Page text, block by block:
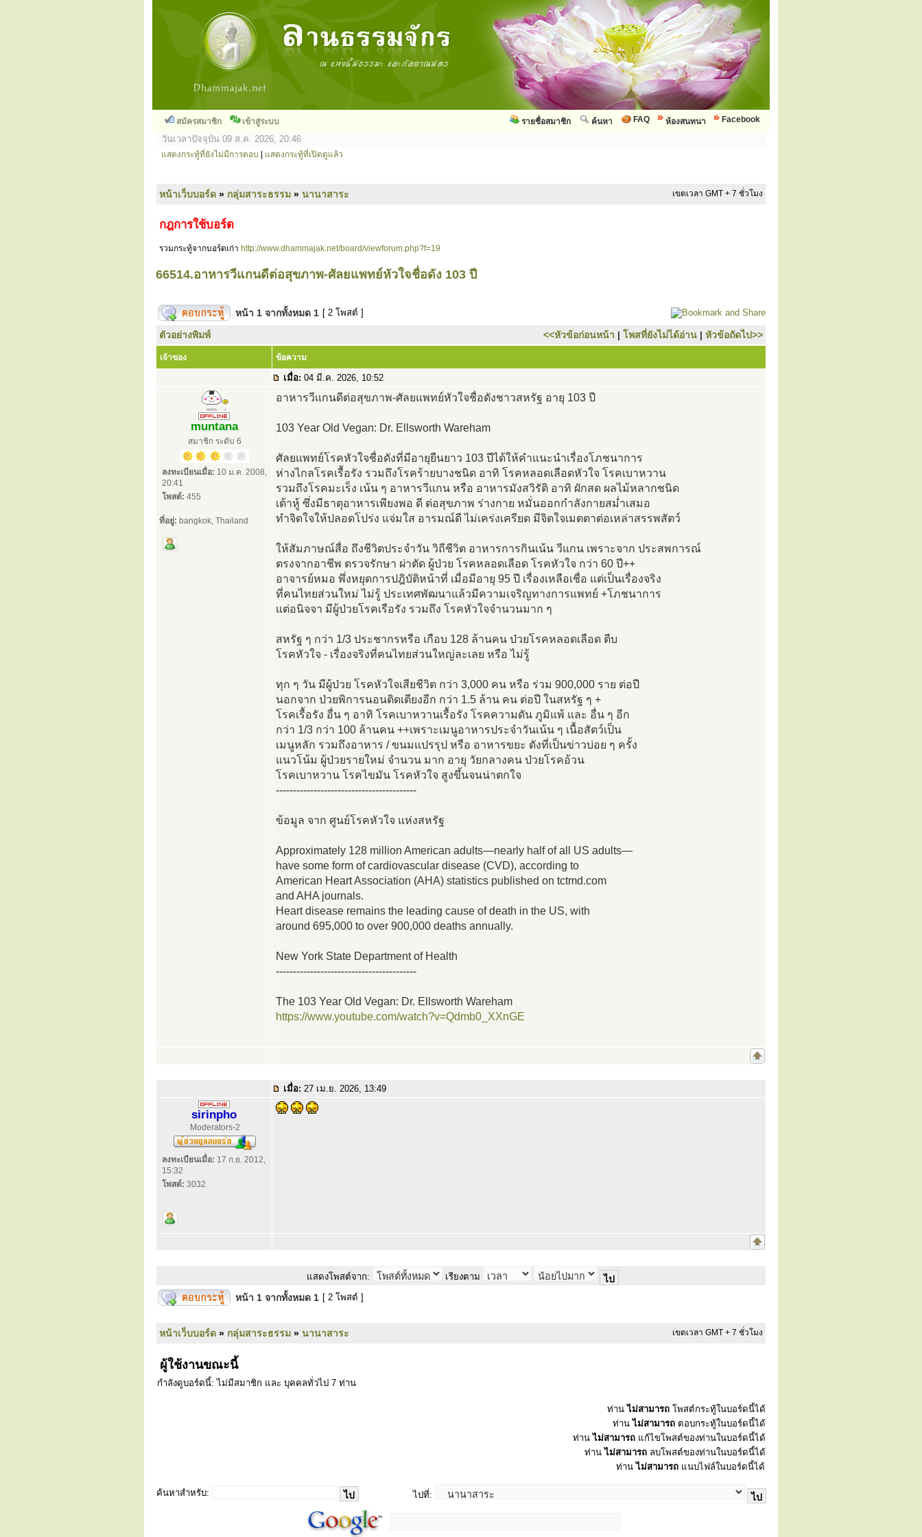
สมัครสมาชิก เข้าสู่ระบบ Facebook
ห้องสนทนา
FAQ
ค้นหา
รายชื่อสมาชิก
วันเวลาปัจจุบัน 09 ส.ค. 2026, 20:46
แสดงกระทู้ที่ยังไม่มีการตอบ แสดงกระทู้ที่เปิดดูแล้ว
หน้าเว็บบอร์ด » กลุ่มสาระธรรม » นานาสาระ เขตเวลา GMT + 7 ชั่วโมง
กฎการใช้บอร์ด
รวมกระทู้จากบอร์ดเก่า http://www.dhammajak.net/board/viewforum.php?f=19
66514.อาหารวีแกนดีต่อสุขภาพ-ศัลยแพทย์หัวใจชื่อดัง 103 ปี
หน้า 1 จากทั้งหมด 1 [ 2 โพสต์ ]
ตัวอย่างพิมพ์ <<หัวข้อก่อนหน้า | โพสที่ยังไม่ได้อ่าน | หัวข้อถัดไป>>
เจ้าของ ข้อความ
เมื่อ: 04 มี.ค. 2026, 10:52
muntana
สมาชิก ระดับ 6
ลงทะเบียนเมื่อ: 10 ม.ค. 2008,
20:41
โพสต์: 455
ที่อยู่: bangkok, Thailand
อาหารวีแกนดีต่อสุขภาพ-ศัลยแพทย์หัวใจชื่อดังชาวสหรัฐ อายุ 103 ปี
103 Year Old Vegan: Dr. Ellsworth Wareham
ศัลยแพทย์โรคหัวใจชื่อดังที่มีอายุยืนยาว 103 ปีได้ให้คำแนะนำเรื่องโภชนาการ
ห่างไกลโรคเรื้อรัง รวมถึงโรคร้ายบางชนิด อาทิ โรคหลอดเลือดหัวใจ โรคเบาหวาน
รวมถึงโรคมะเร็ง เน้น ๆ อาหารวีแกน หรือ อาหารมังสวิรัติ อาทิ ผักสด ผลไม้หลากชนิด
เต้าหู้ ซึ่งมีธาตุอาหารเพียงพอ ดี ต่อสุขภาพ ร่างกาย หมั่นออกกำลังกายสม่ำเสมอ
ทำจิดใจให้ปลอดโปร่ง แจ่มใส อารมณ์ดี ไม่เคร่งเครียด มีจิตใจเมตตาต่อเหล่าสรรพสัตว์
ให้สัมภาษณ์สื่อ ถึงชีวิตประจำวัน วิถีชีวิต อาหารการกินเน้น วีแกน เพราะจาก ประสพการณ์
ตรงจากอาชีพ ตรวจรักษา ผ่าตัด ผู้ป่วย โรคหลอดเลือด โรคหัวใจ กว่า 60 ปี++
อาจารย์หมอ พึ่งหยุดการปฎิบัติหน้าที่ เมื่อมีอายุ 95 ปี เรื่องเหลือเชื่อ แต่เป็นเรื่องจริง
ที่คนไทยส่วนใหม่ ไม่รู้ ประเทศพัฒนาแล้วมีความเจริญทางการแพทย์ +โภชนาการ
แต่อนิจจา มีผู้ป่วยโรคเรือรัง รวมถึง โรคหัวใจจำนวนมาก ๆ
สหรัฐ ๆ กว่า 1/3 ประชากรหรือ เกือบ 128 ล้านคน ป่วยโรคหลอดเลือด ตีบ
โรคหัวใจ - เรื่องจริงที่คนไทยส่วนใหญ่ละเลย หรือ ไม่รู้
ทุก ๆ วัน มีผู้ป่วย โรคหัวใจเสียชีวิต กว่า 3,000 คน หรือ ร่วม 900,000 ราย ต่อปี
นอกจาก ป่วยพิการนอนติดเตียงอีก กว่า 1.5 ล้าน คน ต่อปี ในสหรัฐ ๆ +
โรคเรื้อรัง อื่น ๆ อาทิ โรคเบาหวานเรื้อรัง โรคความดัน ภูมิแพ้ และ อื่น ๆ อีก
กว่า 1/3 กว่า 100 ล้านคน ++เพราะเมนูอาหารประจำวันเน้น ๆ เนื้อสัตว์เป็น
เมนูหลัก รวมถึงอาหาร / ขนมแปรรุป หรือ อาหารขยะ ดังที่เป็นข่าวบ่อย ๆ ครั้ง
แนวโน้ม ผู้ป่วยรายใหม่ จำนวน มาก อายุ วัยกลางคน ป่วยโรคอ้วน
โรคเบาหวาน โรคไขมัน โรคหัวใจ สูงขึ้นจนน่าตกใจ
-----------------------------------------
ข้อมูล จาก ศูนย์โรคหัวใจ แห่งสหรัฐ
Approximately 128 million American adults—nearly half of all US adults—
have some form of cardiovascular disease (CVD), according to
American Heart Association (AHA) statistics published on tctmd.com
and AHA journals.
Heart disease remains the leading cause of death in the US, with
around 695,000 to over 900,000 deaths annually.
New York State Department of Health
-----------------------------------------
The 103 Year Old Vegan: Dr. Ellsworth Wareham
https://www.youtube.com/watch?v=Qdmb0_XXnGE
เมื่อ: 27 เม.ย. 2026, 13:49
sirinpho
Moderators-2
ลงทะเบียนเมื่อ: 17 ก.ย. 2012,
15:32
โพสต์: 3032
แสดงโพสต์จาก: เรียงตาม
หน้า 1 จากทั้งหมด 1 [ 2 โพสต์ ]
หน้าเว็บบอร์ด » กลุ่มสาระธรรม » นานาสาระ เขตเวลา GMT + 7 ชั่วโมง
ผู้ใช้งานขณะนี้
กำลังดูบอร์ดนี้: ไม่มีสมาชิก และ บุคคลทั่วไป 7 ท่าน
ท่านไม่สามารถ โพสต์กระทู้ในบอร์ดนี้ได้
ท่านไม่สามารถ ตอบกระทู้ในบอร์ดนี้ได้
ท่านไม่สามารถ แก้ไขโพสต์ของท่านในบอร์ดนี้ได้
ท่านไม่สามารถ ลบโพสต์ของท่านในบอร์ดนี้ได้
ท่านไม่สามารถ แนบไฟล์ในบอร์ดนี้ได้
ค้นหาสำหรับ: ไปที่: